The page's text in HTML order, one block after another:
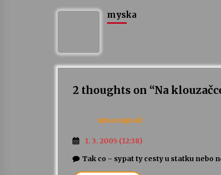
myska
2 thoughts on “Na
misa napsal:
1. 3. 2005 (12:38)
Tak co – sypat ty cesty u statku nebo